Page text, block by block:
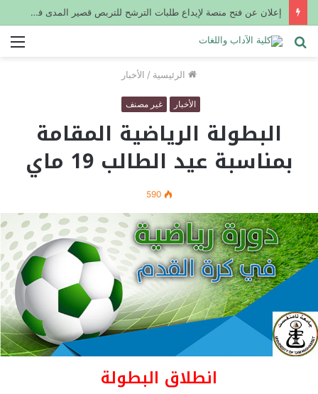
إعلان عن فتح منصة لإيداع طلبات الترشح للتربص قصير المدى في الخارج في إطار تحسن المستوى في اللغة الإنجليزية (أساتذة، مستخدمين إداريين)
بحث
الرئيسية / الأخبار
الأخبار غير مصنف
البطولة الرياضية المقامة
بمناسبة عيد الطالب 19 ماي
590
انطلاق البطولة